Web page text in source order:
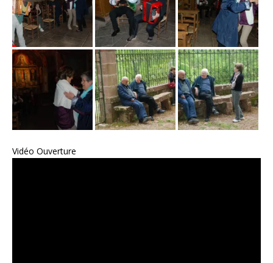
Vidéo Ouverture